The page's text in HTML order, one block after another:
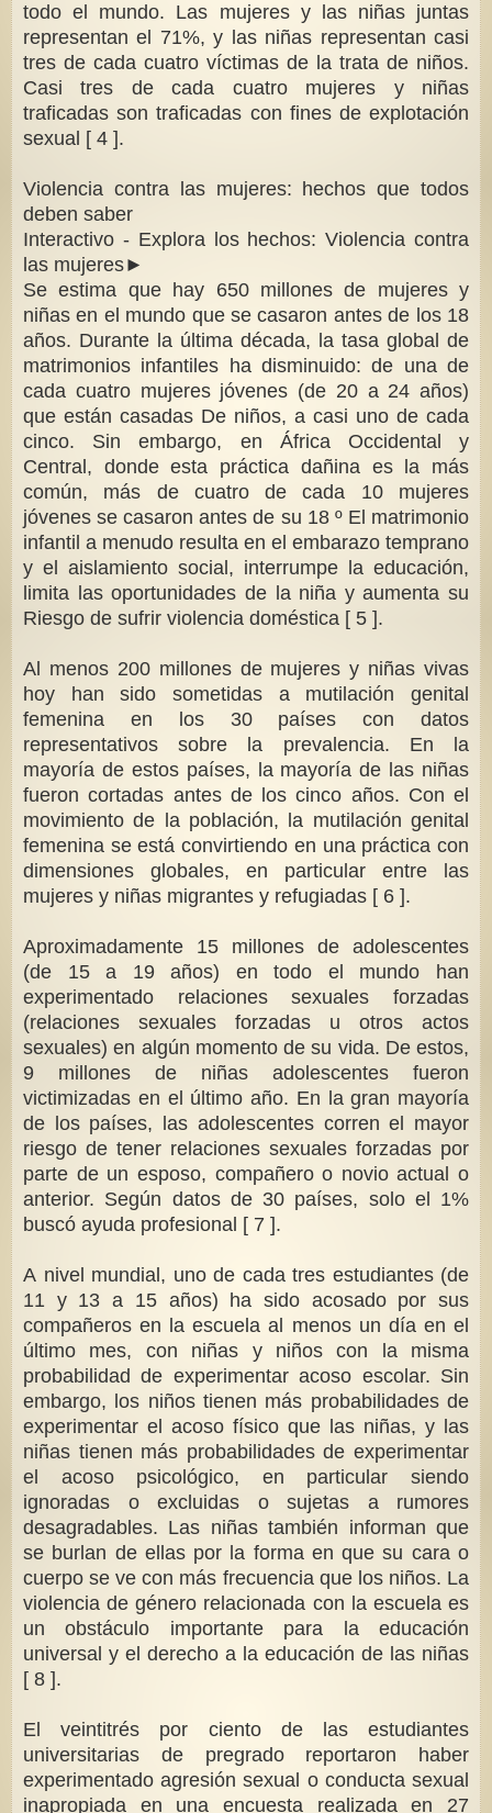
todo el mundo. Las mujeres y las niñas juntas
representan el 71%, y las niñas representan casi
tres de cada cuatro víctimas de la trata de niños.
Casi tres de cada cuatro mujeres y niñas
traficadas son traficadas con fines de explotación
sexual [ 4 ].
Violencia contra las mujeres: hechos que todos
deben saber
Interactivo - Explora los hechos: Violencia contra
las mujeres►
Se estima que hay 650 millones de mujeres y
niñas en el mundo que se casaron antes de los 18
años. Durante la última década, la tasa global de
matrimonios infantiles ha disminuido: de una de
cada cuatro mujeres jóvenes (de 20 a 24 años)
que están casadas De niños, a casi uno de cada
cinco. Sin embargo, en África Occidental y
Central, donde esta práctica dañina es la más
común, más de cuatro de cada 10 mujeres
jóvenes se casaron antes de su 18 º El matrimonio
infantil a menudo resulta en el embarazo temprano
y el aislamiento social, interrumpe la educación,
limita las oportunidades de la niña y aumenta su
Riesgo de sufrir violencia doméstica [ 5 ].
Al menos 200 millones de mujeres y niñas vivas
hoy han sido sometidas a mutilación genital
femenina en los 30 países con datos
representativos sobre la prevalencia. En la
mayoría de estos países, la mayoría de las niñas
fueron cortadas antes de los cinco años. Con el
movimiento de la población, la mutilación genital
femenina se está convirtiendo en una práctica con
dimensiones globales, en particular entre las
mujeres y niñas migrantes y refugiadas [ 6 ].
Aproximadamente 15 millones de adolescentes
(de 15 a 19 años) en todo el mundo han
experimentado relaciones sexuales forzadas
(relaciones sexuales forzadas u otros actos
sexuales) en algún momento de su vida. De estos,
9 millones de niñas adolescentes fueron
victimizadas en el último año. En la gran mayoría
de los países, las adolescentes corren el mayor
riesgo de tener relaciones sexuales forzadas por
parte de un esposo, compañero o novio actual o
anterior. Según datos de 30 países, solo el 1%
buscó ayuda profesional [ 7 ].
A nivel mundial, uno de cada tres estudiantes (de
11 y 13 a 15 años) ha sido acosado por sus
compañeros en la escuela al menos un día en el
último mes, con niñas y niños con la misma
probabilidad de experimentar acoso escolar. Sin
embargo, los niños tienen más probabilidades de
experimentar el acoso físico que las niñas, y las
niñas tienen más probabilidades de experimentar
el acoso psicológico, en particular siendo
ignoradas o excluidas o sujetas a rumores
desagradables. Las niñas también informan que
se burlan de ellas por la forma en que su cara o
cuerpo se ve con más frecuencia que los niños. La
violencia de género relacionada con la escuela es
un obstáculo importante para la educación
universal y el derecho a la educación de las niñas
[ 8 ].
El veintitrés por ciento de las estudiantes
universitarias de pregrado reportaron haber
experimentado agresión sexual o conducta sexual
inapropiada en una encuesta realizada en 27